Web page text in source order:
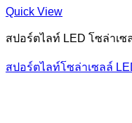
Quick View
สปอร์ตไลท์ LED โซล่าเซ
สปอร์ตไลท์โซล่าเซลล์